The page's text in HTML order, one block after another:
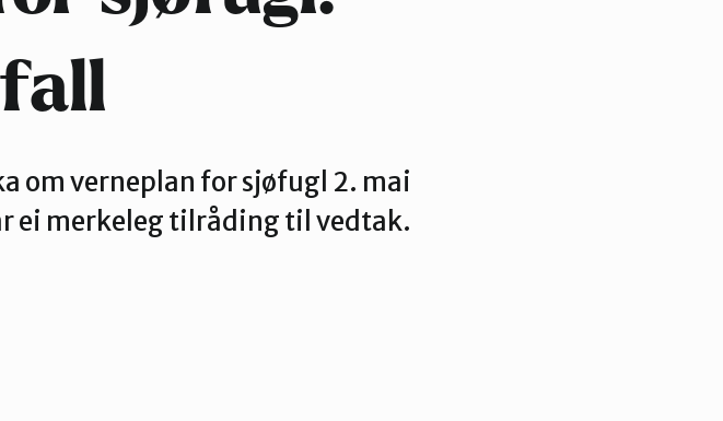
om verneplan for sjøfugl 2. mai
merkeleg tilråding til vedtak.